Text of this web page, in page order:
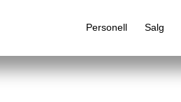
Personell Salg